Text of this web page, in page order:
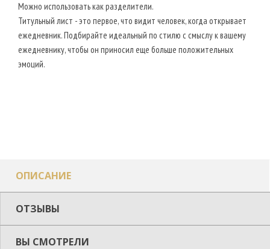
Можно использовать как разделители.
Титульный лист - это первое, что видит человек, когда открывает
ежедневник. Подбирайте идеальный по стилю с смыслу к вашему
ежедневнику, чтобы он приносил еще больше положительных
эмоций.
ОПИСАНИЕ
ОТЗЫВЫ
ВЫ СМОТРЕЛИ